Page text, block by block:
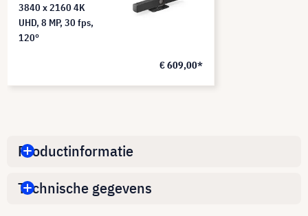
3840 x 2160 4K
UHD, 8 MP, 30 fps,
120°
€ 609,00*
Productinformatie
Technische gegevens